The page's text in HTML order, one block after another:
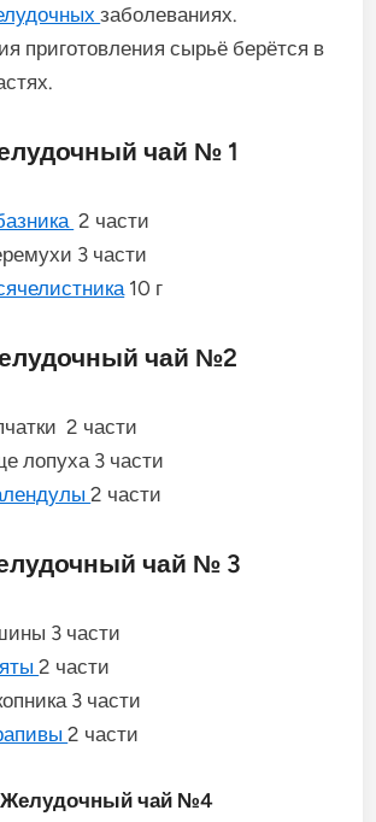
заболеваниях.
приготовления сырьё берётся в
чай № 1
2 части
3 части
10 г
чай №2
2 части
лопуха 3 части
2 части
чай № 3
3 части
2 части
3 части
2 части
Желудочный чай №4